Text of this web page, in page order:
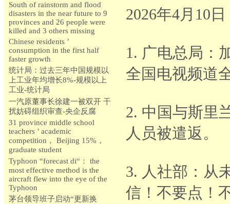
South of rainstorm and flood
disasters in the near future to 9
provinces and 26 people were
killed and 3 others missing
Chinese residents ’
consumption in the first half
faster growth
统计局：过去三年中国规模以
上工业年均增长8%-规模以上
工业-统计局
一汽原董事长徐建一被双开 干
扰妨碍组织审查-央企反腐
31 province middle school
teachers ’ academic
competition， Beijing 15%，
graduate student
Typhoon “forecast di“： the
most effective method is the
aircraft flew into the eye of the
Typhoon
茅台领导班子启动“更新换
2026年4月10
1. 广电总局：
全国电视频道
2. 中国与斯里
人员被遣返。
3. 人社部：从
信！不要点！